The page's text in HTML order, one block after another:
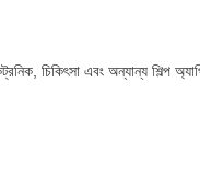
চিকিৎসা এবং অন্যান্য শিল্প